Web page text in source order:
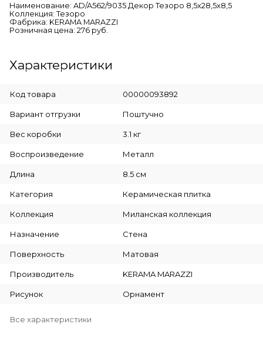
Наименование: AD/A562/9035 Декор Тезоро 8,5x28,5x8,5
Коллекция: Тезоро
Фабрика: KERAMA MARAZZI
Розничная цена: 276 руб.
Характеристики
Код товара 00000093892
Вариант отгрузки Поштучно
Вес коробки 3.1 кг
Воспроизведение Металл
Длина 8.5 см
Категория Керамическая плитка
Коллекция Миланская коллекция
Назначение Стена
Поверхность Матовая
Производитель KERAMA MARAZZI
Рисунок Орнамент
Все характеристики